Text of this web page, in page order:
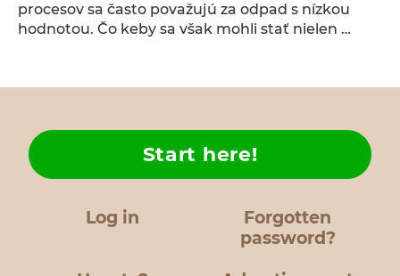
procesov sa často považujú za odpad s nízkou
hodnotou. Čo keby sa však mohli stať nielen …
Log in
Forgotten
password?
Start here!